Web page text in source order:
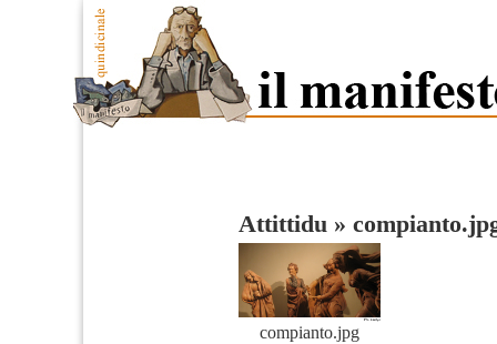
Attittidu »
compianto.jpg